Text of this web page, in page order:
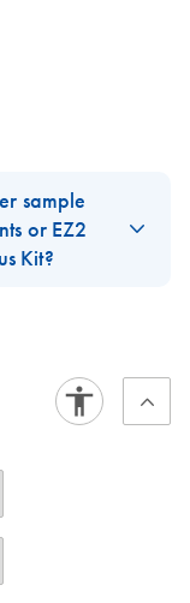
sample
or EZ2
Kit?
for up to 12
for the
needs to be